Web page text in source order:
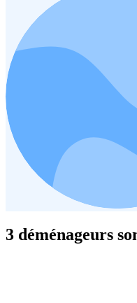
3 déménageurs